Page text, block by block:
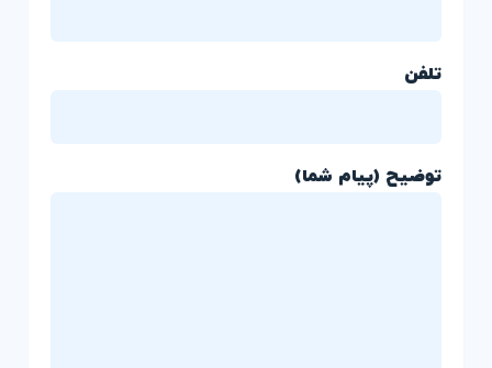
تلفن
توضیح (پیام شما)